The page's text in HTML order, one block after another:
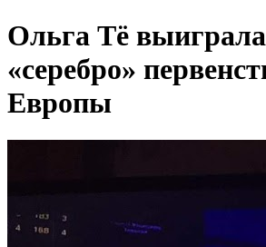
Ольга Тё выиграла
«серебро»
Европы